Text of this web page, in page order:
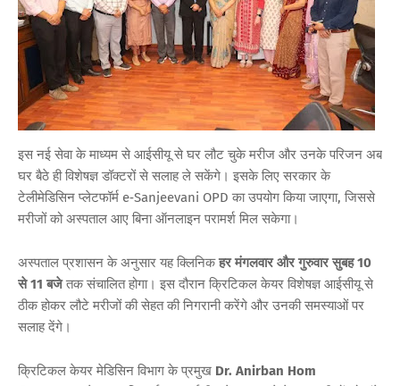
इस नई सेवा के माध्यम से आईसीयू से घर लौट चुके मरीज और उनके परिजन अब
घर बैठे ही विशेषज्ञ डॉक्टरों से सलाह ले सकेंगे। इसके लिए सरकार के
टेलीमेडिसिन प्लेटफॉर्म e‑Sanjeevani OPD का उपयोग किया जाएगा, जिससे
मरीजों को अस्पताल आए बिना ऑनलाइन परामर्श मिल सकेगा।
अस्पताल प्रशासन के अनुसार यह क्लिनिकहर मंगलवार और गुरुवार सुबह 10
से 11 बजेतक संचालित होगा। इस दौरान क्रिटिकल केयर विशेषज्ञ आईसीयू से
ठीक होकर लौटे मरीजों की सेहत की निगरानी करेंगे और उनकी समस्याओं पर
सलाह देंगे।
क्रिटिकल केयर मेडिसिन विभाग के प्रमुख Dr. Anirban Hom